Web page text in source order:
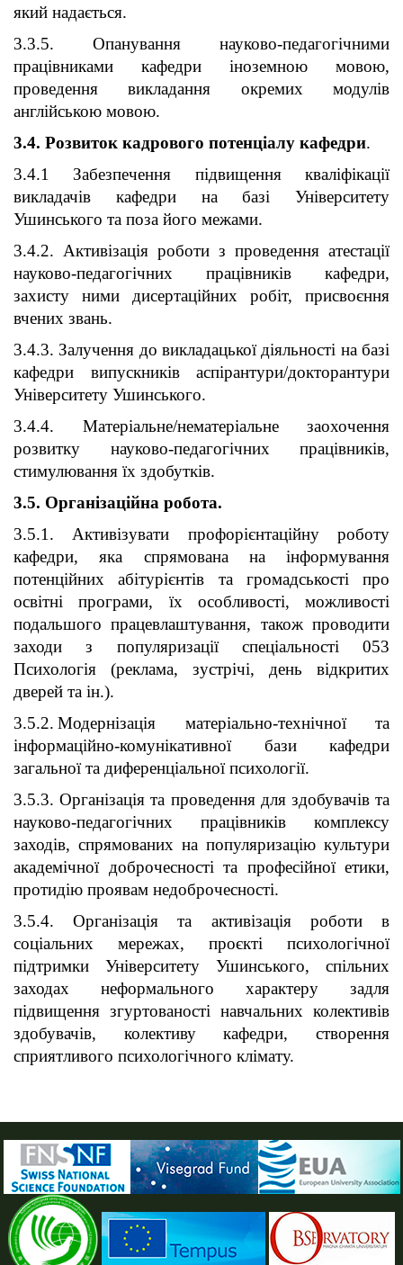
який надається.
3.3.5. Опанування науково-педагогічними
працівниками кафедри іноземною мовою,
проведення викладання окремих модулів
англійською мовою.
3.4. Розвиток кадрового потенціалу кафедри.
3.4.1 Забезпечення підвищення кваліфікації
викладачів кафедри на базі Університету
Ушинського та поза його межами.
3.4.2. Активізація роботи з проведення атестації
науково-педагогічних працівників кафедри,
захисту ними дисертаційних робіт, присвоєння
вчених звань.
3.4.3. Залучення до викладацької діяльності на базі
кафедри випускників аспірантури/докторантури
Університету Ушинського.
3.4.4. Матеріальне/нематеріальне заохочення
розвитку науково-педагогічних працівників,
стимулювання їх здобутків.
3.5. Організаційна робота.
3.5.1. Активізувати профорієнтаційну роботу
кафедри, яка спрямована на інформування
потенційних абітурієнтів та громадськості про
освітні програми, їх особливості, можливості
подальшого працевлаштування, також проводити
заходи з популяризації спеціальності 053
Психологія (реклама, зустрічі, день відкритих
дверей та ін.).
3.5.2. Модернізація матеріально-технічної та
інформаційно-комунікативної бази кафедри
загальної та диференціальної психології.
3.5.3. Організація та проведення для здобувачів та
науково-педагогічних працівників комплексу
заходів, спрямованих на популяризацію культури
академічної доброчесності та професійної етики,
протидію проявам недоброчесності.
3.5.4. Організація та активізація роботи в
соціальних мережах, проєкті психологічної
підтримки Університету Ушинського, спільних
заходах неформального характеру задля
підвищення згуртованості навчальних колективів
здобувачів, колективу кафедри, створення
сприятливого психологічного клімату.